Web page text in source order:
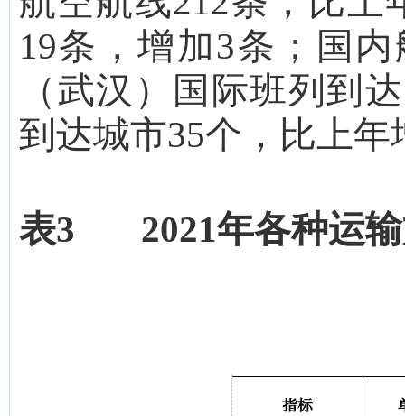
19条，增加3条；国内
（武汉）国际班列到
到达城市35个，比上年
表3 2021年各种运输